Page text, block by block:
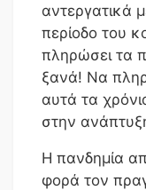
αντεργατικά
περίοδο του
πληρώσει τα
ξανά! Να
αυτά τα
στην
Η πανδημία
φορά τον